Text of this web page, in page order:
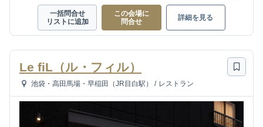
一括問合せ
リストに追加
この会場に
問合せ
詳細を見る
Le fiL（ル・フィル）
池袋・高田馬場・早稲田（JR目白駅） / レストラン